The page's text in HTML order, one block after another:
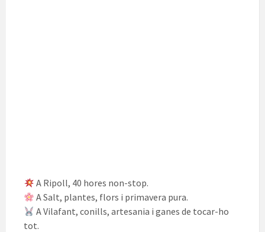
A Ripoll, 40 hores non-stop.
A Salt, plantes, flors i primavera pura.
A Vilafant, conills, artesania i ganes de tocar-ho
tot.